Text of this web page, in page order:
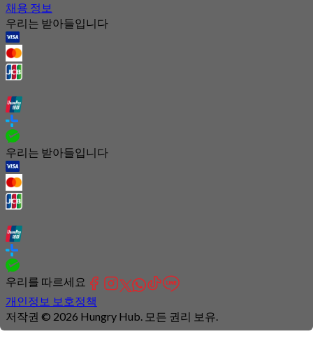
채용 정보
우리는 받아들입니다
우리는 받아들입니다
우리를 따르세요
개인정보 보호정책
저작권 © 2026 Hungry Hub. 모든 권리 보유.
Failed